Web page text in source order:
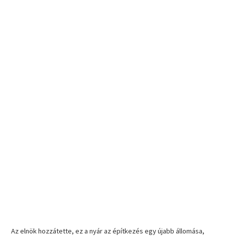
Az elnök hozzátette, ez a nyár az építkezés egy újabb állomása,